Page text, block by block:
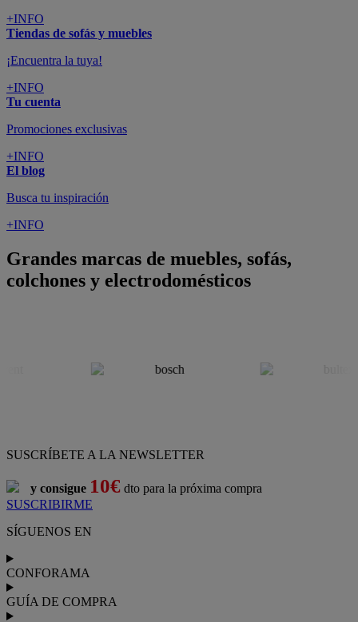
+INFO
Tiendas de sofás y muebles
¡Encuentra la tuya!
+INFO
Tu cuenta
Promociones exclusivas
+INFO
El blog
Busca tu inspiración
+INFO
Grandes marcas de muebles, sofás,
colchones y electrodomésticos
SUSCRÍBETE A LA NEWSLETTER
y consigue 10€ dto para la próxima compra
SUSCRIBIRME
SÍGUENOS EN
CONFORAMA
GUÍA DE COMPRA